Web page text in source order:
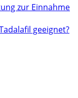
zur Einnahme
geeignet?